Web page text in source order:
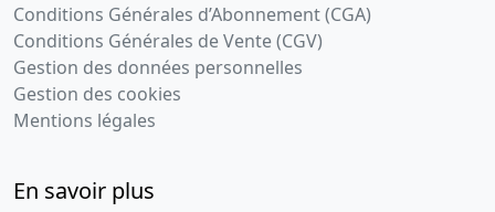
Conditions Générales d’Abonnement (CGA)
Conditions Générales de Vente (CGV)
Gestion des données personnelles
Gestion des cookies
Mentions légales
En savoir plus